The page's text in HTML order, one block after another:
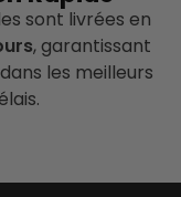
sont livrées en
, garantissant
les meilleurs